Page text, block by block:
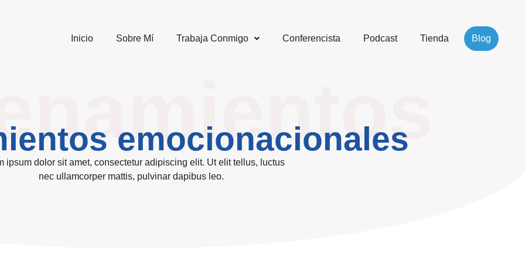
Inicio Sobre Mí Trabaja Conmigo Conferencista Podcast Tienda Blog
emocionacionales
ipsum dolor sit amet, consectetur adipiscing elit. Ut elit tellus, luctus
nec ullamcorper mattis, pulvinar dapibus leo.